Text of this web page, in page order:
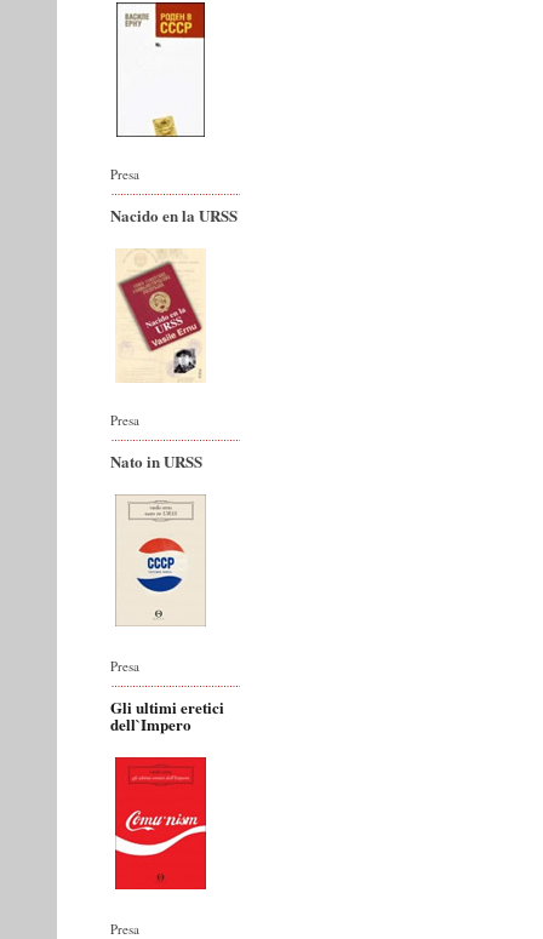
Presa
Nacido en la URSS
Presa
Nato in URSS
Presa
Gli ultimi eretici
dell`Impero
Presa